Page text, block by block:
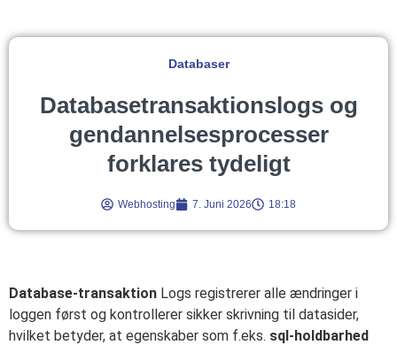
Databaser
Databasetransaktionslogs og
gendannelsesprocesser
forklares tydeligt
Webhosting 7. Juni 2026 18:18
Database-transaktion Logs registrerer alle ændringer i
loggen først og kontrollerer sikker skrivning til datasider,
hvilket betyder, at egenskaber som f.eks. sql-holdbarhed